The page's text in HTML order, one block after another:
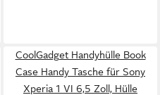
CoolGadget Handyhülle Book
Case Handy Tasche für Sony
Xperia 1 VI 6,5 Zoll, Hülle